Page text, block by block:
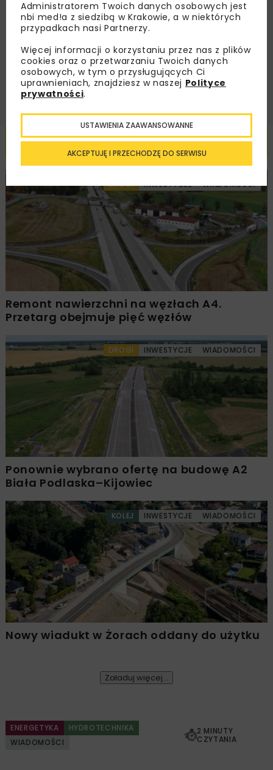
Zapoznałam/em się zPolityką Prywatnościi
Regulaminem oraz wyrażam zgodę na otrzymywanie na
podany przeze mnie adres e-mail korespondencji
handlowej w postaci newslettera.
ZAPISZ MNIE
Powiązane artykuły
DROGI INWESTYCJE WIADOMOŚCI
Remont nawierzchni na węzłach A4.
Przetarg obejmuje pięć węzłów
DROGI INWESTYCJE WIADOMOŚCI
Ponownie wybrano ofertę na budowę A2
Biała Podlaska–Kijowiec
KOLEJ INWESTYCJE WIADOMOŚCI
Nowy wiadukt w Żorach oddany do użytku
Załaduj więcej...
ENERGETYKA
HYDROTECHNIKA
WIADOMOŚCI
2 MINUTY
CZYTANIA
Administratorem Twoich danych osobowych jest
nbi med!a z siedzibą w Krakowie, a w niektórych
przypadkach nasi Partnerzy.
Więcej informacji o korzystaniu przez nas z plików
cookies oraz o przetwarzaniu Twoich danych
osobowych, w tym o przysługujących Ci
uprawnieniach, znajdziesz w naszej Polityce
prywatności.
AKCEPTUJĘ I PRZECHODZĘ DO SERWISU
USTAWIENIA ZAAWANSOWANNE